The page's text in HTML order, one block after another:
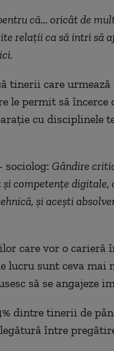
că... oricât de
relații ca să intri să
tinerii care
le permit să încerce
cu disciplinele
sociolog: Gândire
competențe
și acești
care vor o carieră
lucru sunt ceva
să se angajeze
dintre tinerii de
între